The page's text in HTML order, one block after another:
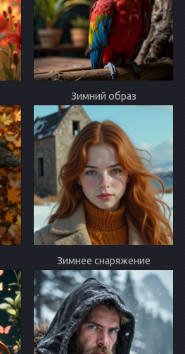
Зимний образ
Зимнее снаряжение